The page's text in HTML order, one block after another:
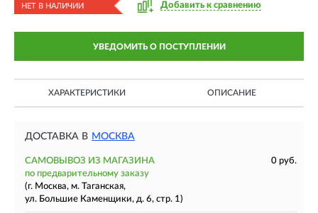
НЕТ В НАЛИЧИИ Добавить к сравнению
УВЕДОМИТЬ О ПОСТУПЛЕНИИ
ХАРАКТЕРИСТИКИ ОПИСАНИЕ
ДОСТАВКА В МОСКВА
САМОВЫВОЗ ИЗ МАГАЗИНА
0 руб.
по предварительному заказу
(г. Москва, м. Таганская,
ул. Большие Каменщики, д. 6, стр. 1)